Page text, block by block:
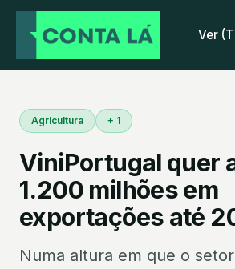
Ver
Agricultura + 1
ViniPortugal quer
1.200 milhões em
exportações até
Numa altura em que o